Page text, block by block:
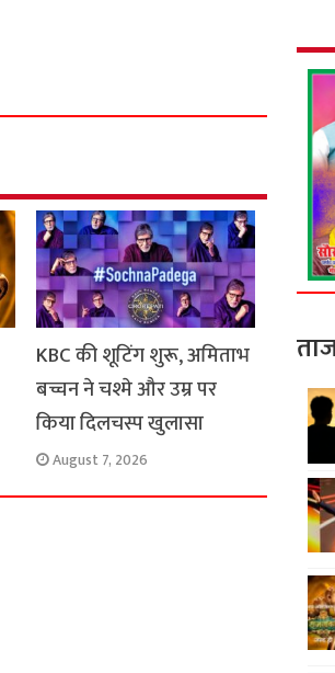
KBC की शूटिंग शुरू, अमिताभ
बच्चन ने चश्मे और उम्र पर
किया दिलचस्प खुलासा
August 7, 2026